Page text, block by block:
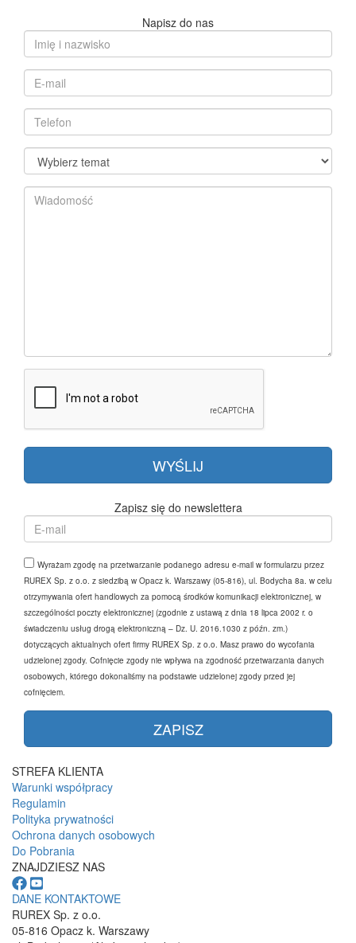
Napisz do nas
Zapisz się do newslettera
Wyrażam zgodę na przetwarzanie podanego adresu e-mail w formularzu przez
RUREX Sp. z o.o. z siedzibą w Opacz k. Warszawy (05-816), ul. Bodycha 8a. w celu
otrzymywania ofert handlowych za pomocą środków komunikacji elektronicznej, w
szczególności poczty elektronicznej (zgodnie z ustawą z dnia 18 lipca 2002 r. o
świadczeniu usług drogą elektroniczną – Dz. U. 2016.1030 z późn. zm.)
dotyczących aktualnych ofert firmy RUREX Sp. z o.o. Masz prawo do wycofania
udzielonej zgody. Cofnięcie zgody nie wpływa na zgodność przetwarzania danych
osobowych, którego dokonaliśmy na podstawie udzielonej zgody przed jej
cofnięciem.
STREFA KLIENTA
Warunki współpracy
Regulamin
Polityka prywatności
Ochrona danych osobowych
Do Pobrania
ZNAJDZIESZ NAS
DANE KONTAKTOWE
RUREX Sp. z o.o.
05-816 Opacz k. Warszawy